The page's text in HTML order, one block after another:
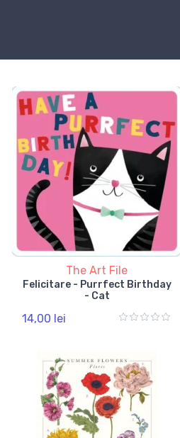
The Art File
Felicitare - Purrfect Birthday
- Cat
14,00 lei